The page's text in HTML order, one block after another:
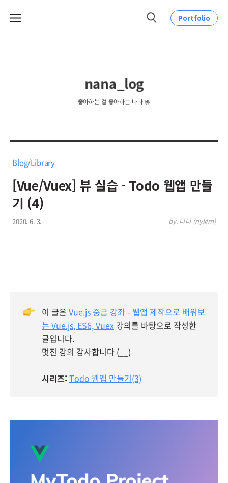
메
검
Portfolio
nana_log
좋아하는 걸 좋아하는 나나 🤟
Blog/Library
[Vue/Vuex] 뷰 실습 - Todo 웹앱 만들
기 (4)
2020. 6. 3. by. 나나 (nykim)
이 글은 Vue.js 중급 강좌 - 웹앱 제작으로 배워보
는 Vue.js, ES6, Vuex 강의를 바탕으로 작성한
글입니다.
멋진 강의 감사합니다 (__)
시리즈: Todo 웹앱 만들기(3)